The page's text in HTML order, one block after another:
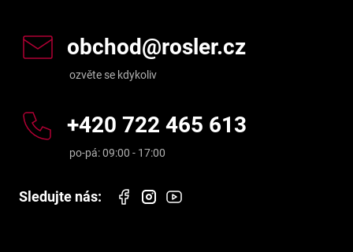
obchod@rosler.cz
+420 722 465 613